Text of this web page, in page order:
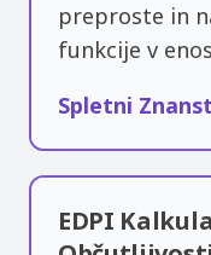
preproste in
funkcije v
Spletni
EDPI